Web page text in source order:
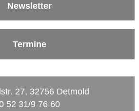
Newsletter
Termine
27, 32756 Detmold
52 31/9 76 60